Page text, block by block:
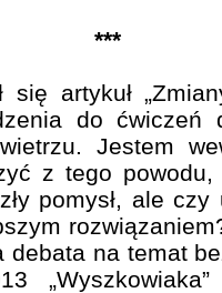
***
się artykuł
do ćwiczeń
Jestem
z tego powodu,
pomysł, ale czy
debata na temat